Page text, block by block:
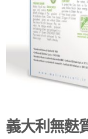
義大利無麩